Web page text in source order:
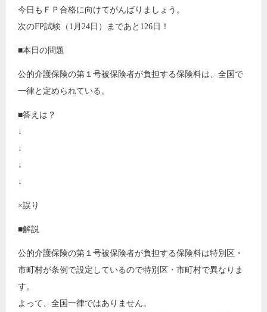
今日もＦＰ合格に向けてがんばりましょう。
次のFP試験（1月24日）まであと126日！
■本日の問題
公的介護保険の第１号被保険者が負担する保険料は、全国で
一律と定められている。
■答えは？
↓
↓
↓
↓
×誤り
■解説
公的介護保険の第１号被保険者が負担する保険料は特別区・
市町村が条例で設定しているので特別区・市町村で異なりま
す。
よって、全国一律ではありません。